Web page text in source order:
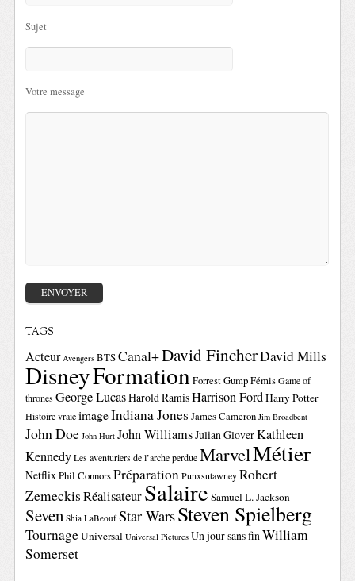
Sujet
Votre message
TAGS
Acteur Avengers BTSCanal+David FincherDavid Mills
DisneyFormationForrest GumpFémis Game of
thrones George LucasHarold RamisHarrison FordHarry Potter
Histoire vraie imageIndiana Jones James Cameron Jim Broadbent
John Doe John Hurt John WilliamsJulian GloverKathleen
Kennedy Les aventuriers de l’arche perdue MarvelMétier
NetflixPhil ConnorsPréparation Punxsutawney Robert
ZemeckisRéalisateurSalaire Samuel L. Jackson
Seven Shia LaBeouf Star WarsSteven Spielberg
TournageUniversal Universal Pictures Un jour sans finWilliam
Somerset